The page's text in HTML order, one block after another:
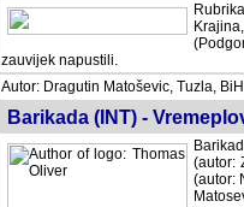
zauvijek napustili.
Autor: Dragutin Matoševic, Tuzla, BiH.
Barikada (INT) -
(autor:
(autor: